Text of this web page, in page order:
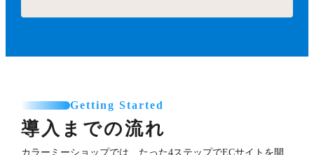
Getting Started
導入までの流れ
カラーミーショップでは、たった4ステップでECサイトを開